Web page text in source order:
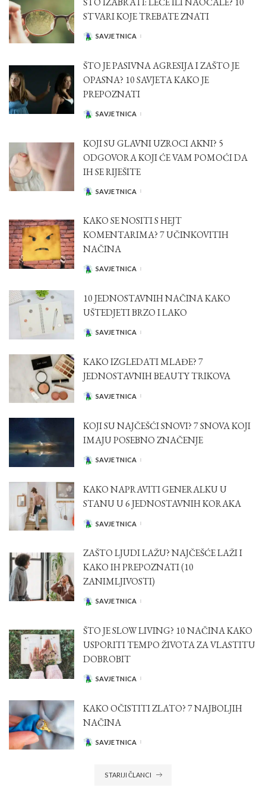
STVARI KOJE TREBATE ZNATI
POSTED
SAVJETNICA
ŠTO JE PASIVNA AGRESIJA I ZAŠTO JE
OPASNA? 10 SAVJETA KAKO JE
PREPOZNATI
POSTED
SAVJETNICA
KOJI SU GLAVNI UZROCI AKNI? 5
ODGOVORA KOJI ĆE VAM POMOĆI DA
IH SE RIJEŠITE
POSTED
SAVJETNICA
KAKO SE NOSITI S HEJT
KOMENTARIMA? 7 UČINKOVITIH
NAČINA
POSTED
SAVJETNICA
10 JEDNOSTAVNIH NAČINA KAKO
UŠTEDJETI BRZO I LAKO
POSTED
SAVJETNICA
KAKO IZGLEDATI MLAĐE? 7
JEDNOSTAVNIH BEAUTY TRIKOVA
POSTED
SAVJETNICA
KOJI SU NAJČEŠĆI SNOVI? 7 SNOVA KOJI
IMAJU POSEBNO ZNAČENJE
POSTED
SAVJETNICA
KAKO NAPRAVITI GENERALKU U
STANU U 6 JEDNOSTAVNIH KORAKA
POSTED
SAVJETNICA
ZAŠTO LJUDI LAŽU? NAJČEŠĆE LAŽI I
KAKO IH PREPOZNATI (10
ZANIMLJIVOSTI)
POSTED
SAVJETNICA
ŠTO JE SLOW LIVING? 10 NAČINA KAKO
USPORITI TEMPO ŽIVOTA ZA VLASTITU
DOBROBIT
POSTED
SAVJETNICA
KAKO OČISTITI ZLATO? 7 NAJBOLJIH
NAČINA
POSTED
SAVJETNICA
STARIJI ČLANCI